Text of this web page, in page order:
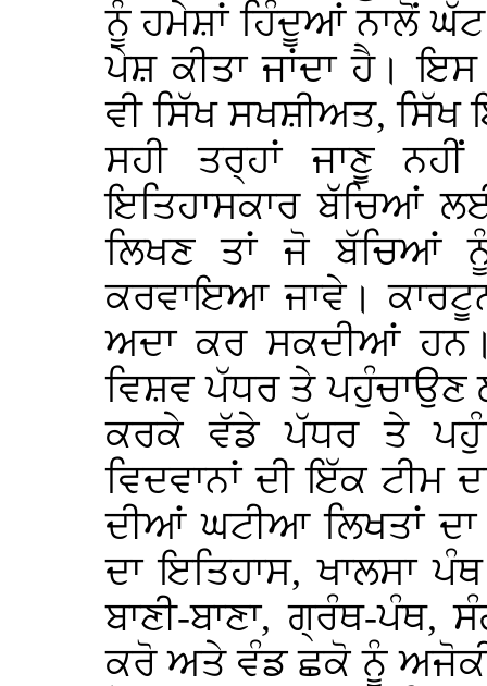
ਨੂੰ ਹਮੇਸ਼ਾਂ ਹਿੰਦੂਆਂ ਨਾਲੋਂ ਘੱਟ
ਪੇਸ਼ ਕੀਤਾ ਜਾਂਦਾ ਹੈ।
ਵੀ ਸਿੱਖ ਸਖਸ਼ੀਅਤ, ਸਿੱਖ
ਸਹੀ ਤਰ੍ਹਾਂ ਜਾਣੂ
ਇਤਿਹਾਸਕਾਰ ਬੱਚਿਆਂ
ਲਿਖਣ ਤਾਂ ਜੋ ਬੱਚਿਆਂ
ਕਰਵਾਇਆ ਜਾਵੇ।
ਅਦਾ ਕਰ ਸਕਦੀਆਂ
ਵਿਸ਼ਵ ਪੱਧਰ ਤੇ
ਕਰਕੇ ਵੱਡੇ ਪੱਧਰ ਤੇ
ਵਿਦਵਾਨਾਂ ਦੀ ਇੱਕ ਟੀਮ
ਦੀਆਂ ਘਟੀਆ ਲਿਖਤਾਂ
ਦਾ ਇਤਿਹਾਸ, ਖਾਲਸਾ
ਬਾਣੀ-ਬਾਣਾ, ਗ੍ਰੰਥ-
ਕਰੋ ਅਤੇ ਵੰਡ ਛਕੋ ਨੂੰ